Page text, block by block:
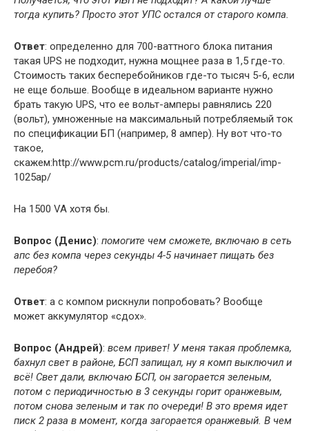
тогда купить? Просто этот УПС остался от старого компа.
Ответ: определенно для 700-ваттного блока питания
такая UPS не подходит, нужна мощнее раза в 1,5 где-то.
Стоимость таких бесперебойников где-то тысяч 5-6, если
не еще больше. Вообще в идеальном варианте нужно
брать такую UPS, что ее вольт-амперы равнялись 220
(вольт), умноженные на максимальный потребляемый ток
по спецификации БП (например, 8 ампер). Ну вот что-то
такое,
скажем:http://www.pcm.ru/products/catalog/imperial/imp-
1025ap/
На 1500 VA хотя бы.
Вопрос (Денис): помогите чем сможете, включаю в сеть
апс без компа через секунды 4-5 начинает пищать без
перебоя?
Ответ: а с компом рискнули попробовать? Вообще
может аккумулятор «сдох».
Вопрос (Андрей): всем привет! У меня такая проблемка,
бахнул свет в районе, БСП запищал, ну я комп выключил и
всё! Свет дали, включаю БСП, он загорается зеленым,
потом с периодичностью в 3 секунды горит оранжевым,
потом снова зеленым и так по очереди! В это время идет
писк 2 раза в момент, когда загорается оранжевый. В чем